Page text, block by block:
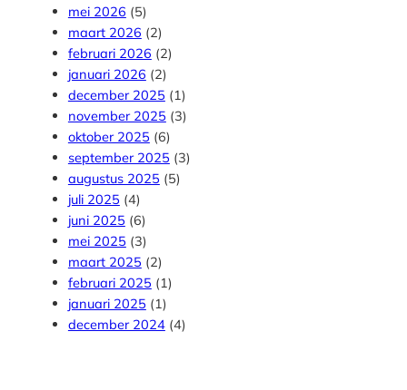
mei 2026 (5)
maart 2026 (2)
februari 2026 (2)
januari 2026 (2)
december 2025 (1)
november 2025 (3)
oktober 2025 (6)
september 2025 (3)
augustus 2025 (5)
juli 2025 (4)
juni 2025 (6)
mei 2025 (3)
maart 2025 (2)
februari 2025 (1)
januari 2025 (1)
december 2024(4)